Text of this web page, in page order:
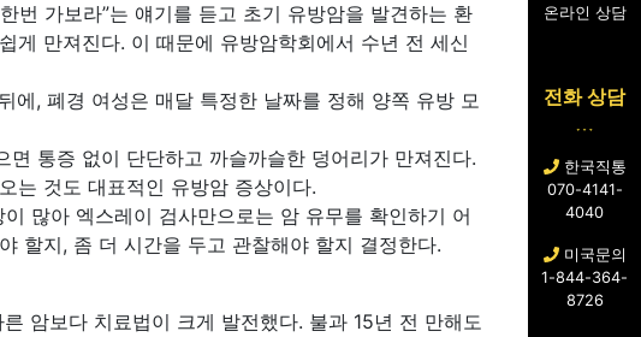
번 가보라”는 얘기를 듣고 초기 유방암을 발견하는 환
게 만져진다. 이 때문에 유방암학회에서 수년 전 세신
에, 폐경 여성은 매달 특정한 날짜를 정해 양쪽 유방 모
통증 없이 단단하고 까슬까슬한 덩어리가 만져진다.
는 것도 대표적인 유방암 증상이다.
많아 엑스레이 검사만으로는 암 유무를 확인하기 어
할지, 좀 더 시간을 두고 관찰해야 할지 결정한다.
암보다 치료법이 크게 발전했다. 불과 15년 전 만해도
온라인 상담
전화 상담
한국직통
070-4141-
4040
미국문의
1-844-364-
8726